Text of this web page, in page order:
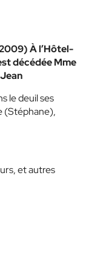
À l’Hôtel-
décédée Mme
le deuil ses
(Stéphane),
et autres